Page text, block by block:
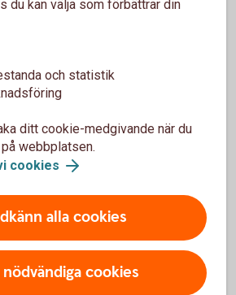
Kolla upp och jämför
– det är lätt att man ångrar
hur försäljarna tänker
butikerna använder sig av för att få
Mauri
du kan välja som förbättrar din
och statistik
ditt cookie-medgivande när du
webbplatsen.
cookies
alla cookies
nödvändiga cookies